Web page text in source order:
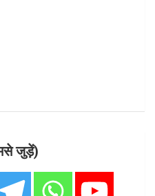
जुड़ें)